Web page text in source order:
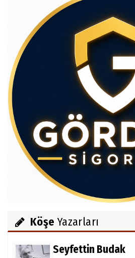
Köşe Yazarları
Av.Cenap GÜVEN
Gördesli Şair Alim Atay
Salih OKKALI
Seyfettin Budak